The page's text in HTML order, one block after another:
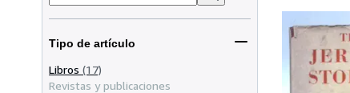
Tipo de artículo
Libros (17)
Revistas y publicaciones